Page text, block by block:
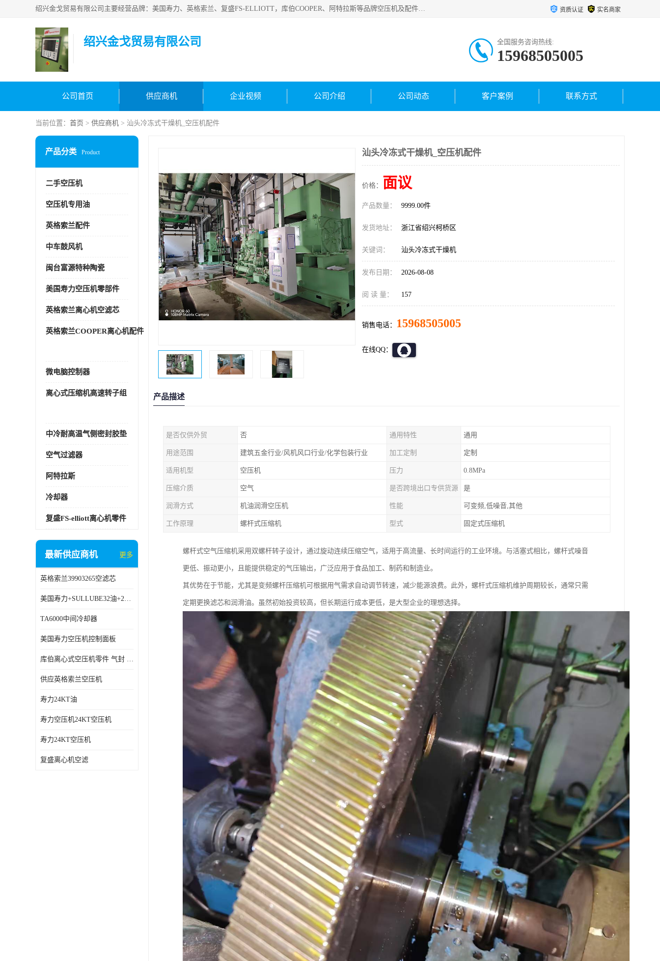
绍兴金戈贸易有限公司主要经营品牌：美国寿力、英格索兰、复盛FS-ELLIOTT，库伯COOPER、阿特拉斯等品牌空压机及配件销售；承接全厂空气压缩机管理、维护保养；节能改造；气体干燥机销售、维护、维修、保养。销售各种品牌空压机空气滤芯、油滤芯、油气分离器；精密过滤器滤芯；除油雾滤芯；抽真空滤芯，消音器，疏水器。劳务承接：全厂空压机维修保养工程，安装工程；移机或汰换工程；节能改造工程等。 资质认证 实名商家
绍兴金戈贸易有限公司 全国服务咨询热线:
15968505005
公司首页 供应商机 企业视频 公司介绍 公司动态 客户案例 联系方式
当前位置： 首页 > 供应商机 > 汕头冷冻式干燥机_空压机配件
产品分类 Product
二手空压机
空压机专用油
英格索兰配件
中车鼓风机
闽台富源特种陶瓷
美国寿力空压机零部件
英格索兰离心机空滤芯
英格索兰COOPER离心机配件
微电脑控制器
离心式压缩机高速转子组
中冷耐高温气侧密封胶垫
空气过滤器
阿特拉斯
冷却器
复盛FS-elliott离心机零件
最新供应商机 更多
英格索兰39903265空滤芯
美国寿力+SULLUBE32油+250022-669
TA6000中间冷却器
美国寿力空压机控制面板
库伯离心式空压机零件 气封 机型 TA6000 TA18 TA9000原厂品质
供应英格索兰空压机
寿力24KT油
寿力空压机24KT空压机
寿力24KT空压机
复盛离心机空滤
汕头冷冻式干燥机_空压机配件
价格： 面议
产品数量： 9999.00件
发货地址： 浙江省绍兴柯桥区
关键词： 汕头冷冻式干燥机
发布日期： 2026-08-08
阅 读 量： 157
销售电话： 15968505005
在线QQ：
产品描述
是否仅供外贸 否 通用特性 通用
用途范围 建筑五金行业/风机风口行业/化学包装行业 加工定制 定制
适用机型 空压机 压力 0.8MPa
压缩介质 空气 是否跨境出口专供货源 是
润滑方式 机油润滑空压机 性能 可变频,低噪音,其他
工作原理 螺杆式压缩机 型式 固定式压缩机
螺杆式空气压缩机采用双螺杆转子设计，通过旋动连续压缩空气，适用于高流量、长时间运行的工业环境。与活塞式相比，螺杆式噪音
更低、振动更小，且能提供稳定的气压输出，广泛应用于食品加工、制药和制造业。
其优势在于节能，尤其是变频螺杆压缩机可根据用气需求自动调节转速，减少能源浪费。此外，螺杆式压缩机维护周期较长，通常只需
定期更换滤芯和润滑油。虽然初始投资较高，但长期运行成本更低，是大型企业的理想选择。